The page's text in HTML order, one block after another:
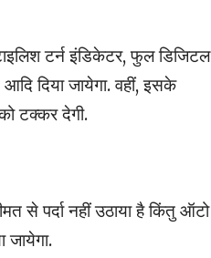
टर्न इंडिकेटर, फुल डिजिटल
दिया जायेगा. वहीं, इसके
टक्कर देगी.
से पर्दा नहीं उठाया है किंतु ऑटो